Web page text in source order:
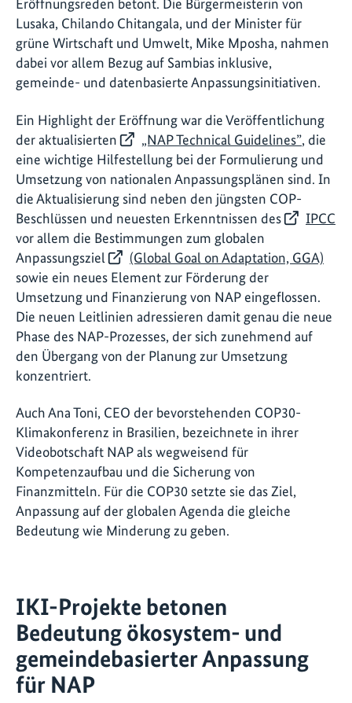
Eröffnungsreden betont. Die Bürgermeisterin von
Lusaka, Chilando Chitangala, und der Minister für
grüne Wirtschaft und Umwelt, Mike Mposha, nahmen
dabei vor allem Bezug auf Sambias inklusive,
gemeinde- und datenbasierte Anpassungsinitiativen.
Ein Highlight der Eröffnung war die Veröffentlichung
der aktualisierten
„NAP Technical Guidelines”, die
eine wichtige Hilfestellung bei der Formulierung und
Umsetzung von nationalen Anpassungsplänen sind. In
die Aktualisierung sind neben den jüngsten COP-
Beschlüssen und neuesten Erkenntnissen des
IPCC
vor allem die Bestimmungen zum globalen
Anpassungsziel
(Global Goal on Adaptation, GGA)
sowie ein neues Element zur Förderung der
Umsetzung und Finanzierung von NAP eingeflossen.
Die neuen Leitlinien adressieren damit genau die neue
Phase des NAP-Prozesses, der sich zunehmend auf
den Übergang von der Planung zur Umsetzung
konzentriert.
Auch Ana Toni, CEO der bevorstehenden COP30-
Klimakonferenz in Brasilien, bezeichnete in ihrer
Videobotschaft NAP als wegweisend für
Kompetenzaufbau und die Sicherung von
Finanzmitteln. Für die COP30 setzte sie das Ziel,
Anpassung auf der globalen Agenda die gleiche
Bedeutung wie Minderung zu geben.
IKI-Projekte betonen
Bedeutung ökosystem- und
gemeindebasierter Anpassung
für NAP